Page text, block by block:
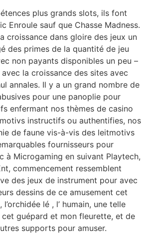
plus grands slots, ils font
Enroule sauf que Chasse Madness.
croissance dans gloire des jeux un
des primes de la quantité de jeu
non payants disponibles un peu –
la croissance des sites avec
annales. Il y a un grand nombre de
pour une panoplie pour
enfermant nos thèmes de casino
instructifs ou authentifies, nos
de faune vis-à-vis des leitmotivs
fournisseurs pour
à Microgaming en suivant Playtech,
commencement ressemblent
des jeux de instrument pour avec
dessins de ce amusement cet
lé , l’ humain, une telle
guépard et mon fleurette, et de
supports pour amuser.